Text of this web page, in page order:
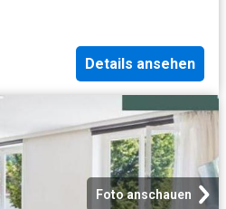
Details ansehen
Foto anschauen